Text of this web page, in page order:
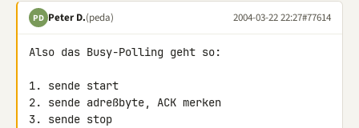
PD Peter D.(peda) 2004-03-22 22:27#77614
Also das Busy-Polling geht so:
1. sende start
2. sende adreßbyte, ACK merken
3. sende stop